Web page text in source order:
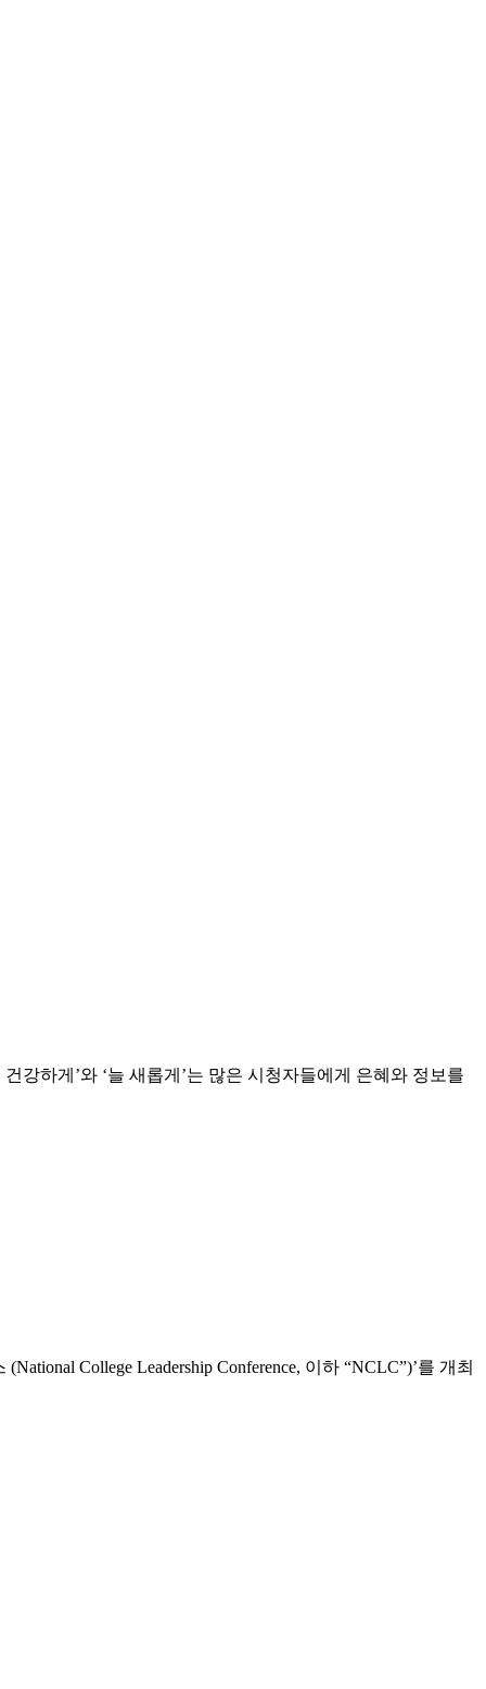
강하게’와 ‘늘 새롭게’는 많은 시청자들에게 은혜와 정보를
College Leadership Conference, 이하 “NCLC”)’를 개최